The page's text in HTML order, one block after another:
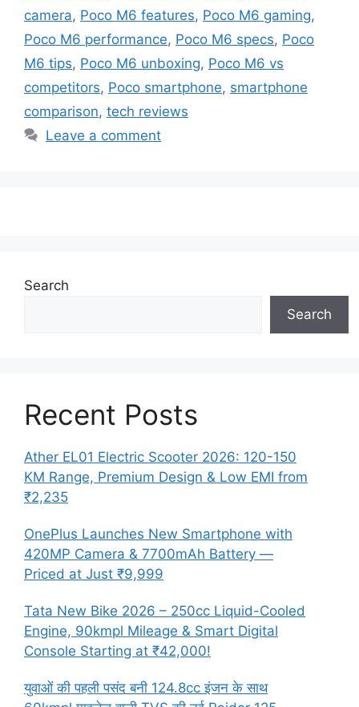
camera, Poco M6 features, Poco M6 gaming,
Poco M6 performance, Poco M6 specs, Poco
M6 tips, Poco M6 unboxing, Poco M6 vs
competitors, Poco smartphone, smartphone
comparison, tech reviews
Leave a comment
Search
Search
Recent Posts
Ather EL01 Electric Scooter 2026: 120-150
KM Range, Premium Design & Low EMI from
₹2,235
OnePlus Launches New Smartphone with
420MP Camera & 7700mAh Battery —
Priced at Just ₹9,999
Tata New Bike 2026 – 250cc Liquid-Cooled
Engine, 90kmpl Mileage & Smart Digital
Console Starting at ₹42,000!
युवाओं की पहली पसंद बनी 124.8cc इंजन के साथ